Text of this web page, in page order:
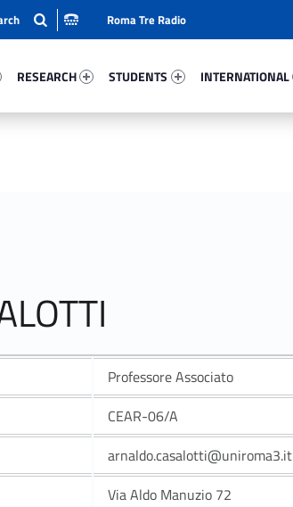
RESEARCH
STUDENTS
INTERNATIONAL
Roma Tre Radio
Professore Associato
CEAR-06/A
arnaldo.casalotti@uniroma3.it
Via Aldo Manuzio 72